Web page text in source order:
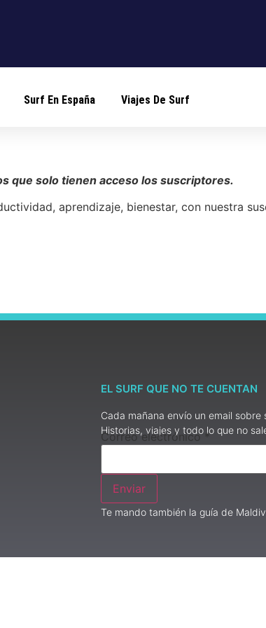
Surf En España Viajes De Surf
que solo tienen acceso los suscriptores.
aprendizaje, bienestar, con nuestra
EL SURF QUE NO TE CUENTAN
Cada mañana envío un email sobre
Historias, viajes y todo lo que no
Correo
electrónico
Correo electrónico*
Enviar
Te mando también la guía de